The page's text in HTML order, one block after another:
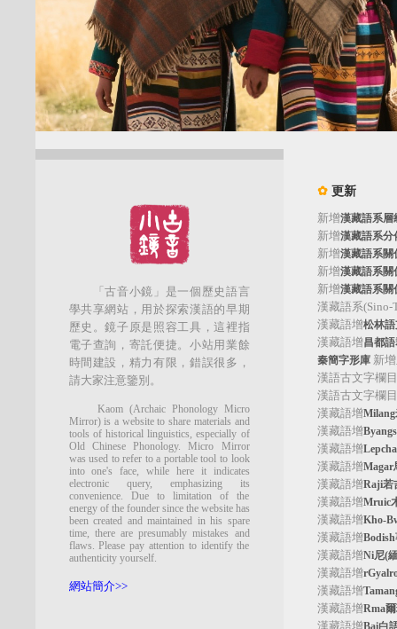
「古音小鏡」是一個歷史語言
學共享網站，用於探索漢語的早期
歷史。鏡子原是照容工具，這裡指
電子查詢，寄託便捷。小站用業餘
時間建設，精力有限，錯誤很多，
請大家注意鑒別。
Kaom (Archaic Phonology Micro
Mirror) is a website to share materials and
tools of historical linguistics, especially of
Old Chinese Phonology. Micro Mirror
was used to refer to a portable tool to look
into one's face, while here it indicates
electronic query, emphasizing its
convenience. Due to limitation of the
energy of the founder since the website has
been created and maintained in his spare
time, there are presumably mistakes and
flaws. Please pay attention to identify the
authenticity yourself.
網站簡介>>
✿ 更新
新增漢藏語系層
新增漢藏語系分
新增漢藏語系關
新增漢藏語系關
新增漢藏語系關
漢藏語系(Sino-
漢藏語增松林語
漢藏語增昌都語
秦簡字形庫新增
漢語古文字欄
漢語古文字欄
漢藏語增Milang
漢藏語增
漢藏語增
漢藏語增Magar
漢藏語增Raji若
漢藏語增Mruic
漢藏語增Kho-
漢藏語增
漢藏語增Ni尼(
漢藏語增
漢藏語增
漢藏語增Rma
漢藏語增Bai白